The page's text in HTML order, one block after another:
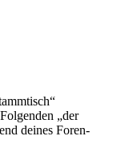
„der
deines Foren-